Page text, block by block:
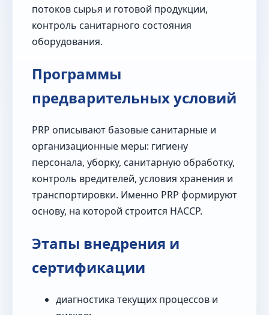
потоков сырья и готовой продукции,
контроль санитарного состояния
оборудования.
Программы
предварительных условий
PRP описывают базовые санитарные и
организационные меры: гигиену
персонала, уборку, санитарную обработку,
контроль вредителей, условия хранения и
транспортировки. Именно PRP формируют
основу, на которой строится HACCP.
Этапы внедрения и
сертификации
диагностика текущих процессов и